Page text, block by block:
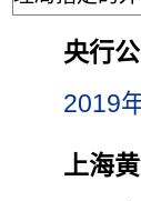
央行
2019
上海